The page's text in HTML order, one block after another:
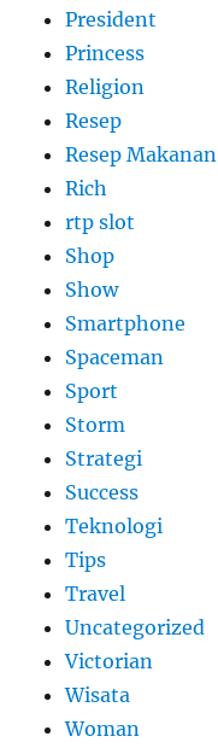
President
Princess
Religion
Resep
Resep Makanan
Rich
rtp slot
Shop
Show
Smartphone
Spaceman
Sport
Storm
Strategi
Success
Teknologi
Tips
Travel
Uncategorized
Victorian
Wisata
Woman